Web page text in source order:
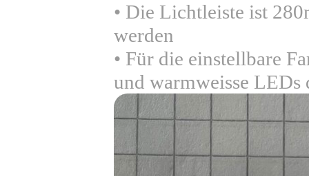
• Die Lichtleiste ist
werden
• Für die einstellbare
und warmweisse